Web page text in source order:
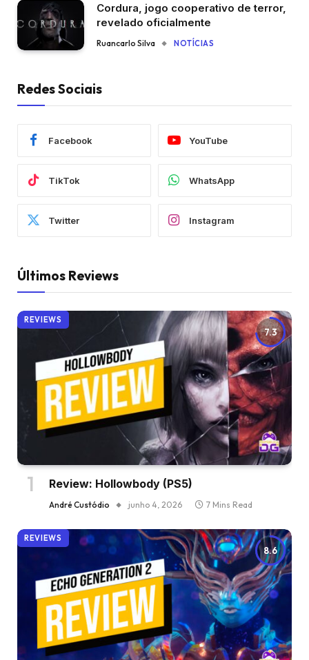
Cordura, jogo cooperativo de terror,
revelado oficialmente
Ruancarlo Silva NOTÍCIAS
Redes Sociais
Facebook YouTube
TikTok WhatsApp
Twitter Instagram
Últimos Reviews
7.3
REVIEWS
Review: Hollowbody (PS5)
André Custódio junho 4, 2026 7 Mins Read
8.6
REVIEWS